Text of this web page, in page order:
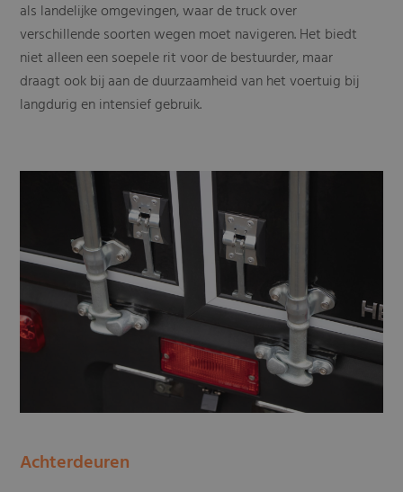
als landelijke omgevingen, waar de truck over
verschillende soorten wegen moet navigeren. Het biedt
niet alleen een soepele rit voor de bestuurder, maar
draagt ook bij aan de duurzaamheid van het voertuig bij
langdurig en intensief gebruik.
Achterdeuren